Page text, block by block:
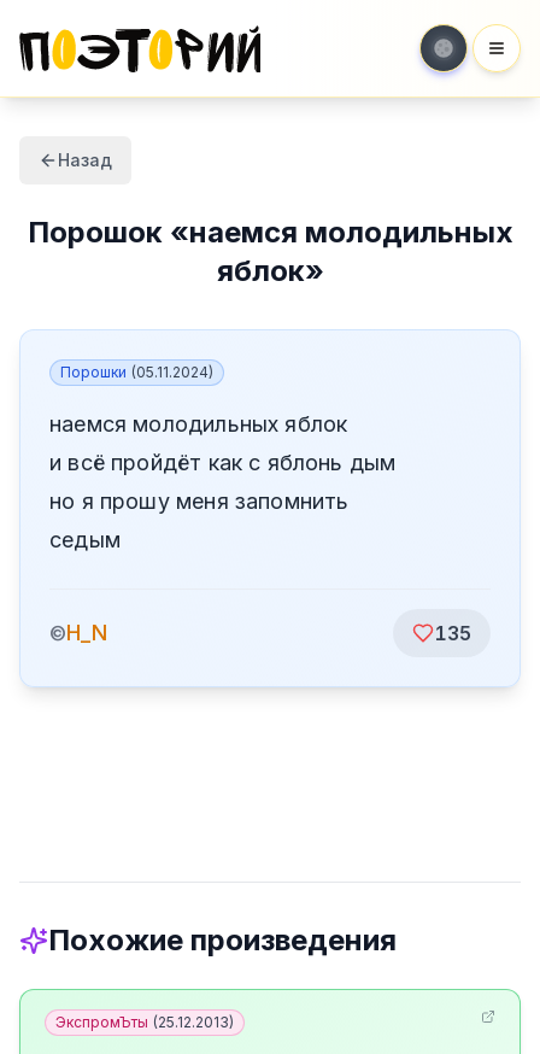
Назад
Порошок«наемся молодильных
яблок»
Порошки (05.11.2024)
наемся молодильных яблок
и всё пройдёт как с яблонь дым
но я прошу меня запомнить
седым
©H_N 135
Похожие произведения
ЭкспромЪты (25.12.2013)